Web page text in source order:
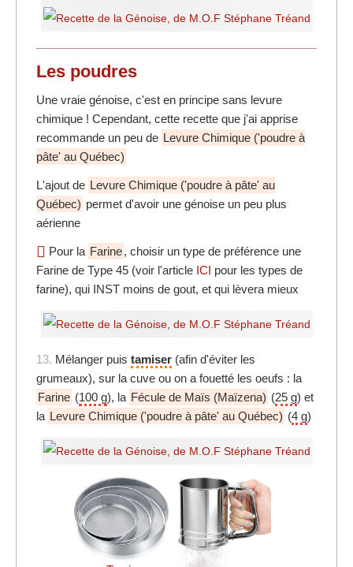
Les poudres
Une vraie génoise, c'est en principe sans levure
chimique ! Cependant, cette recette que j'ai apprise
recommande un peu de Levure Chimique ('poudre à
pâte' au Québec)
L'ajout de Levure Chimique ('poudre à pâte' au
Québec) permet d'avoir une génoise un peu plus
aérienne
Pour la Farine, choisir un type de préférence une
Farine de Type 45 (voir l'article ICI pour les types de
farine), qui INST moins de gout, et qui lèvera mieux
13. Mélanger puis tamiser (afin d'éviter les
grumeaux), sur la cuve ou on a fouetté les oeufs : la
Farine (100 g), la Fécule de Maïs (Maïzena) (25 g) et
la Levure Chimique ('poudre à pâte' au Québec) (4 g)